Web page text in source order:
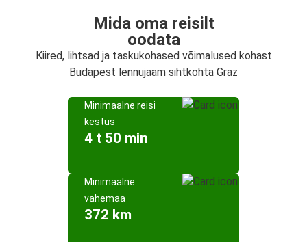
Mida oma reisilt
oodata
Kiired, lihtsad ja taskukohased võimalused kohast
Budapest lennujaam sihtkohta Graz
Minimaalne reisi
kestus
4 t 50 min
Minimaalne
vahemaa
372 km